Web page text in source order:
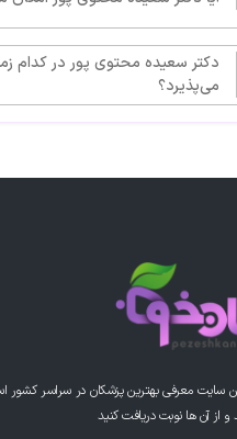
دکتر سعیده
می‌پذیرد؟
سایت معرفی بهترین پزشکان در سراسر
آن ها نوبت دریافت کنید